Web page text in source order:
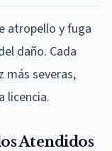
atropello y fuga
daño. Cada
más severas,
licencia.
Atendidos